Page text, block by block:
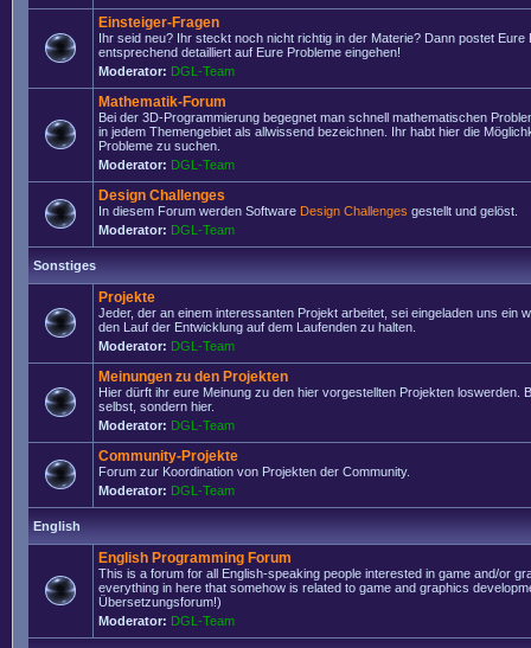
Einsteiger-Fragen
Ihr seid neu? Ihr steckt noch nicht richtig in der Materie? Dann postet Eure
entsprechend detailliert auf Eure Probleme eingehen!
Moderator: DGL-Team
Mathematik-Forum
Bei der 3D-Programmierung begegnet man schnell mathematischen
in jedem Themengebiet als allwissend bezeichnen. Ihr habt hier die
Probleme zu suchen.
Moderator: DGL-Team
Design Challenges
In diesem Forum werden Software Design Challenges gestellt und gelöst.
Moderator: DGL-Team
Sonstiges
Projekte
Jeder, der an einem interessanten Projekt arbeitet, sei eingeladen uns ein
den Lauf der Entwicklung auf dem Laufenden zu halten.
Moderator: DGL-Team
Meinungen zu den Projekten
Hier dürft ihr eure Meinung zu den hier vorgestellten Projekten loswerden.
selbst, sondern hier.
Moderator: DGL-Team
Community-Projekte
Forum zur Koordination von Projekten der Community.
Moderator: DGL-Team
English
English Programming Forum
This is a forum for all English-speaking people interested in game and/or
everything in here that somehow is related to game and graphics
Übersetzungsforum!)
Moderator: DGL-Team